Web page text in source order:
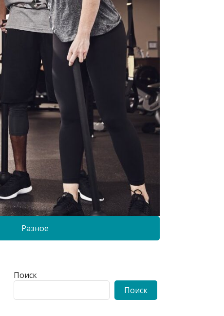
Разное
Поиск
Поиск